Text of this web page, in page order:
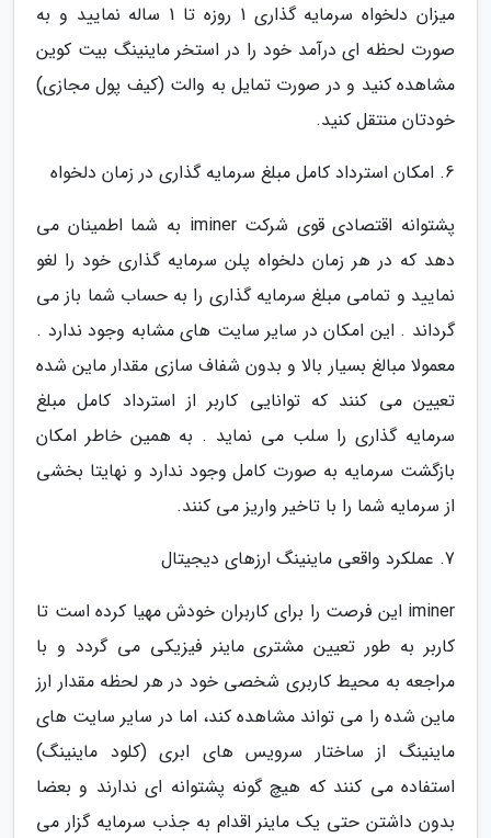
میزان دلخواه سرمایه گذاری 1 روزه تا 1 ساله نمایید و به
صورت لحظه ای درآمد خود را در استخر ماینینگ بیت کوین
مشاهده کنید و در صورت تمایل به والت (کیف پول مجازی)
خودتان منتقل کنید.
6. امکان استرداد کامل مبلغ سرمایه گذاری در زمان دلخواه
پشتوانه اقتصادی قوی شرکت iminer به شما اطمینان می
دهد که در هر زمان دلخواه پلن سرمایه گذاری خود را لغو
نمایید و تمامی مبلغ سرمایه گذاری را به حساب شما باز می
گرداند . این امکان در سایر سایت های مشابه وجود ندارد .
معمولا مبالغ بسیار بالا و بدون شفاف سازی مقدار ماین شده
تعیین می کنند که توانایی کاربر از استرداد کامل مبلغ
سرمایه گذاری را سلب می نماید . به همین خاطر امکان
بازگشت سرمایه به صورت کامل وجود ندارد و نهایتا بخشی
از سرمایه شما را با تاخیر واریز می کنند.
7. عملکرد واقعی ماینینگ ارزهای دیجیتال
iminer این فرصت را برای کاربران خودش مهیا کرده است تا
کاربر به طور تعیین مشتری ماینر فیزیکی می گردد و با
مراجعه به محیط کاربری شخصی خود در هر لحظه مقدار ارز
ماین شده را می تواند مشاهده کند، اما در سایر سایت های
ماینینگ از ساختار سرویس های ابری (کلود ماینینگ)
استفاده می کنند که هیچ گونه پشتوانه ای ندارند و بعضا
بدون داشتن حتی یک ماینر اقدام به جذب سرمایه گزار می